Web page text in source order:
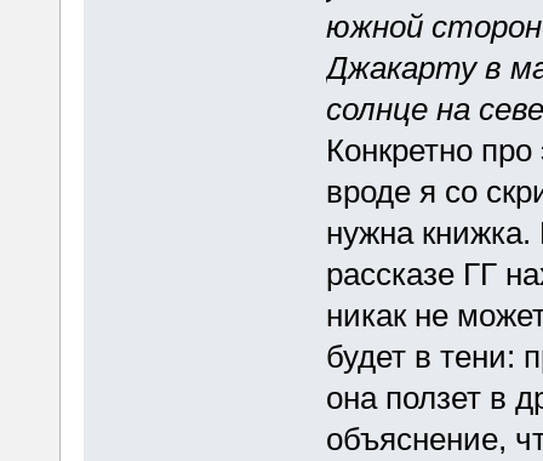
южной
Джакарту в
солнце на
Конкретно
вроде я со
нужна книжка.
рассказе ГГ
никак не
будет в тени:
она ползет в
объяснение,